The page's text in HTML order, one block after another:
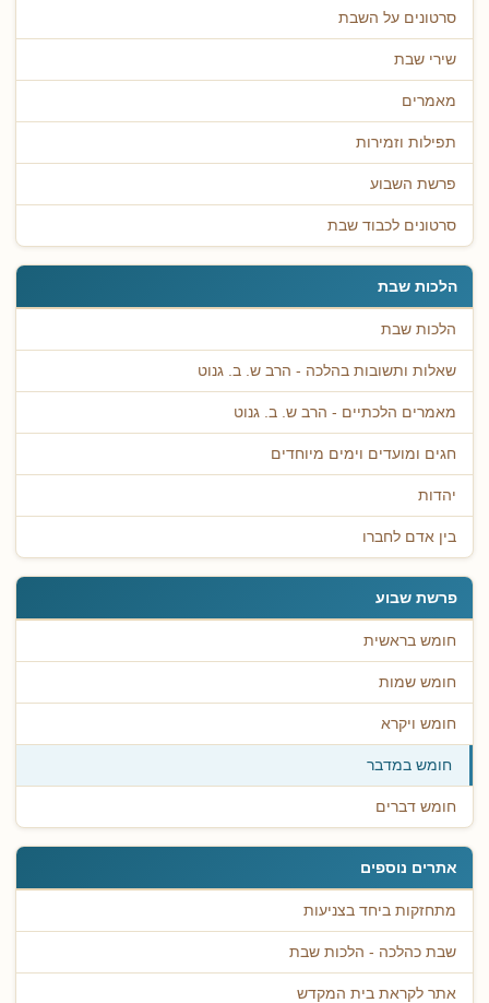
סרטונים על השבת
שירי שבת
מאמרים
תפילות וזמירות
פרשת השבוע
סרטונים לכבוד שבת
הלכות שבת
הלכות שבת
שאלות ותשובות בהלכה - הרב ש. ב. גנוט
מאמרים הלכתיים - הרב ש. ב. גנוט
חגים ומועדים וימים מיוחדים
יהדות
בין אדם לחברו
פרשת שבוע
חומש בראשית
חומש שמות
חומש ויקרא
חומש במדבר
חומש דברים
אתרים נוספים
מתחזקות ביחד בצניעות
שבת כהלכה - הלכות שבת
אתר לקראת בית המקדש